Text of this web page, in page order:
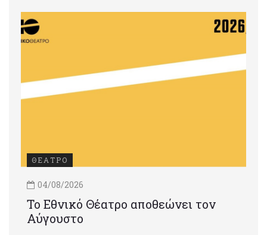
ΘΕΑΤΡΟ
04/08/2026
Το Εθνικό Θέατρο αποθεώνει τον
Αύγουστο